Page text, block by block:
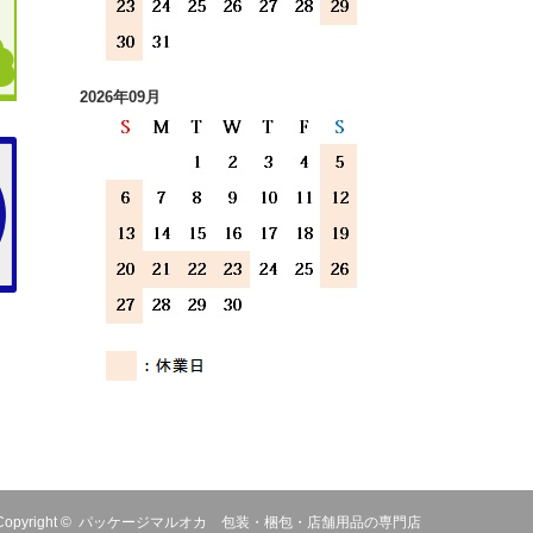
2026年09月
© パッケージマルオカ 包装・梱包・店舗用品の専門店